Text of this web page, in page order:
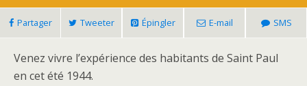
Partager Tweeter Épingler E-mail SMS
Venez vivre l’expérience des habitants de Saint Paul
en cet été 1944.